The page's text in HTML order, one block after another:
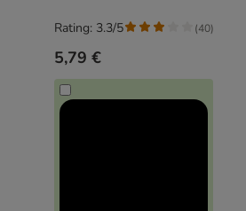
5,79 €
Rating: 3.3/5 (40)